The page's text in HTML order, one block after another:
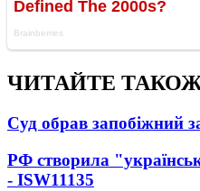
ЧИТАЙТЕ
Суд обрав запобіжний
РФ створила
- ISW11135